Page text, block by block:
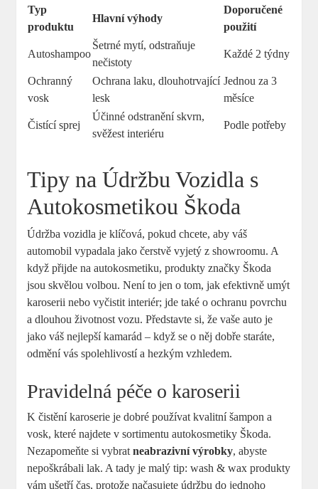
Typ
produktu
Hlavní ⁤výhody
Doporučené
použití
Autoshampoo
Šetrné‍ mytí, odstraňuje
nečistoty
Každé 2 ‌týdny
Ochranný
vosk
Ochrana ‍laku,⁢ dlouhotrvající
lesk
Jednou za 3
měsíce
Čistící‍ sprej
Účinné odstranění skvrn,
‍svěžest interiéru
Podle ​potřeby
Tipy‍ na Údržbu⁣ Vozidla ​s
Autokosmetikou Škoda
Údržba ⁢vozidla je klíčová, pokud chcete, aby váš
automobil ⁤vypadala jako⁤ čerstvě ⁢vyjetý z showroomu. A
když přijde na autokosmetiku,⁣ produkty⁣ značky Škoda ​
jsou skvělou volbou. Není to jen⁢ o tom, jak efektivně umýt
karoserii ⁢nebo vyčistit interiér; jde také o ochranu povrchu
a dlouhou životnost vozu. ⁢Představte ‍si, že vaše auto⁣ je⁢
jako váš⁢ nejlepší kamarád – když se⁢ o ⁣něj dobře staráte,
odmění vás spolehlivostí a hezkým vzhledem.
Pravidelná péče o karoserii
K čistění ‌karoserie je dobré používat ‌kvalitní šampon ⁤a
⁢vosk,⁢ které najdete⁤ v sortimentu autokosmetiky Škoda.
Nezapomeňte si ‍vybratneabrazivní‌ výrobky, abyste
nepoškrábali lak.⁤ A tady⁣ je⁤ malý tip:⁣ wash & wax ‌produkty
vám ušetří ⁤čas,‌ protože načasujete údržbu⁢ do⁤ jednoho